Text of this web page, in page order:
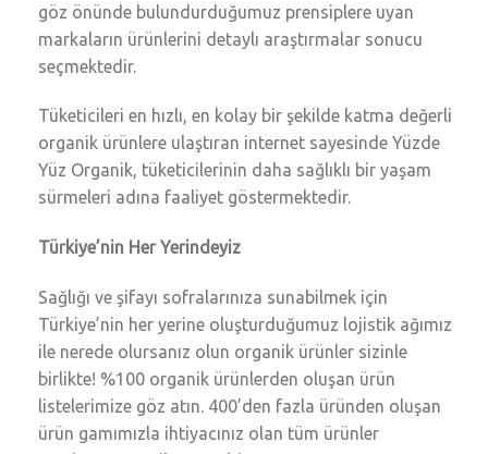
göz önünde bulundurduğumuz prensiplere uyan
markaların ürünlerini detaylı araştırmalar sonucu
seçmektedir.
Tüketicileri en hızlı, en kolay bir şekilde katma değerli
organik ürünlere ulaştıran internet sayesinde Yüzde
Yüz Organik, tüketicilerinin daha sağlıklı bir yaşam
sürmeleri adına faaliyet göstermektedir.
Türkiye’nin Her Yerindeyiz
Sağlığı ve şifayı sofralarınıza sunabilmek için
Türkiye’nin her yerine oluşturduğumuz lojistik ağımız
ile nerede olursanız olun organik ürünler sizinle
birlikte! %100 organik ürünlerden oluşan ürün
listelerimize göz atın. 400’den fazla üründen oluşan
ürün gamımızla ihtiyacınız olan tüm ürünler